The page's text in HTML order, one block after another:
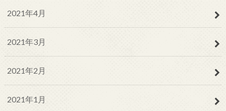
2021年4月
2021年3月
2021年2月
2021年1月